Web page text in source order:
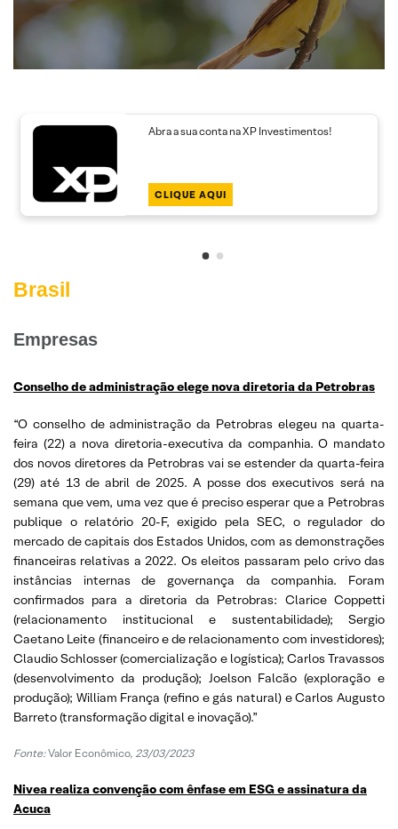
Abra a sua conta na XP Investimentos!
CLIQUE AQUI
Brasil
Empresas
Conselho de administração elege nova diretoria da Petrobras
“O conselho de administração da Petrobras elegeu na quarta-
feira (22) a nova diretoria-executiva da companhia. O mandato
dos novos diretores da Petrobras vai se estender da quarta-feira
(29) até 13 de abril de 2025. A posse dos executivos será na
semana que vem, uma vez que é preciso esperar que a Petrobras
publique o relatório 20-F, exigido pela SEC, o regulador do
mercado de capitais dos Estados Unidos, com as demonstrações
financeiras relativas a 2022. Os eleitos passaram pelo crivo das
instâncias internas de governança da companhia. Foram
confirmados para a diretoria da Petrobras: Clarice Coppetti
(relacionamento institucional e sustentabilidade); Sergio
Caetano Leite (financeiro e de relacionamento com investidores);
Claudio Schlosser (comercialização e logística); Carlos Travassos
(desenvolvimento da produção); Joelson Falcão (exploração e
produção); William França (refino e gás natural) e Carlos Augusto
Barreto (transformação digital e inovação).”
Fonte:Valor Econômico, 23/03/2023
Nivea realiza convenção com ênfase em ESG e assinatura da
Acuca